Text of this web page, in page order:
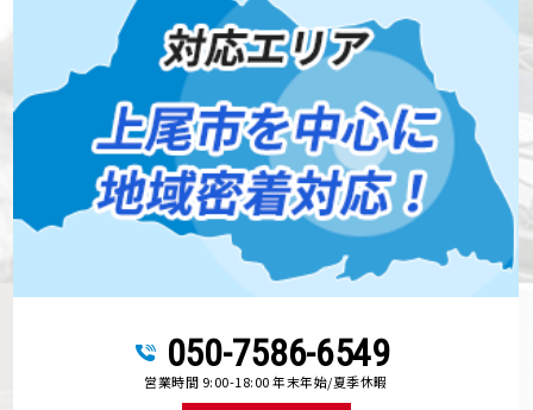
050-7586-6549
営業時間 9:00-18:00 年末年始/夏季休暇